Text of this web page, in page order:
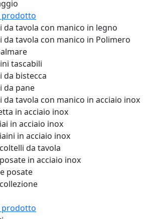
prodotto
da tavola con manico in legno
da tavola con manico in Polimero
tascabili
da bistecca
da pane
da tavola con manico in acciaio inox
in acciaio inox
in acciaio inox
in acciaio inox
da tavola
in acciaio inox
posate
prodotto